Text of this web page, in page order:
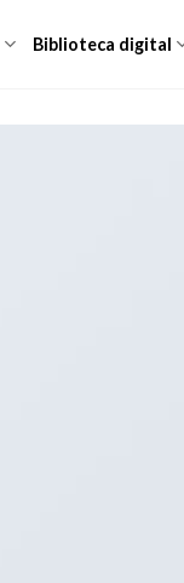
Biblioteca digital